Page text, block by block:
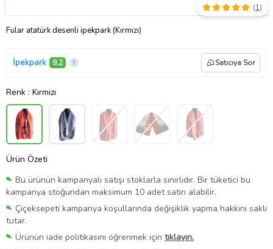
Fular atatürk desenli ipekpark (Kırmızı)
(1)
İpekpark 9,2 Satıcıya Sor
Renk : Kırmızı
Ürün Özeti
Bu ürünün kampanyalı satışı stoklarla sınırlıdır. Bir tüketici bu
kampanya stoğundan maksimum 10 adet satın alabilir.
Çiçeksepeti kampanya koşullarında değişiklik yapma hakkını saklı
tutar.
Ürünün iade politikasını öğrenmek için tıklayın.